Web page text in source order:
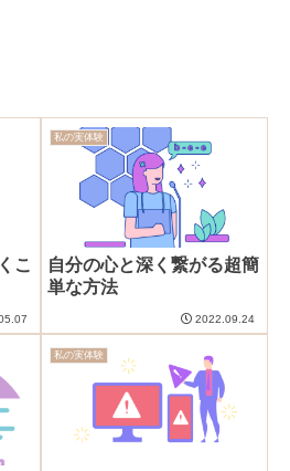
こ
私の実体験
自分の心と深く繋がる超簡
単な方法
2022.09.24
私の実体験